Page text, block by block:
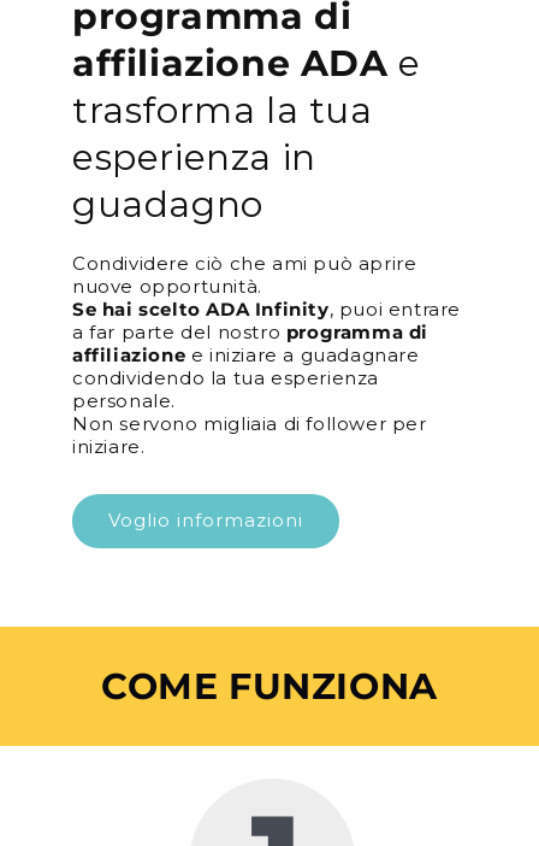
programma di
affiliazione ADA e
trasforma la tua
esperienza in
guadagno
Condividere ciò che ami può aprire
nuove opportunità.
Se hai scelto ADA Infinity, puoi entrare
a far parte del nostro programma di
affiliazione e iniziare a guadagnare
condividendo la tua esperienza
personale.
Non servono migliaia di follower per
iniziare.
Voglio informazioni
COME FUNZIONA